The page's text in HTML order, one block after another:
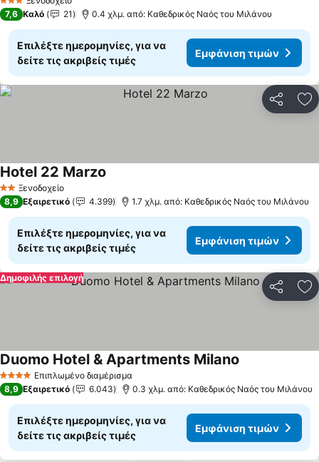
3 Αστέρια
7,6 Καλό 21 0.4 χλμ. από: Καθεδρικός Ναός του Μιλάνου
Επιλέξτε ημερομηνίες, για να
δείτε τις ακριβείς τιμές
Εμφάνιση τιμών
2 ΑστέριαΞενοδοχείο
Hotel 22 Marzo
8,9 Εξαιρετικό 4.399 1.7 χλμ. από: Καθεδρικός Ναός του Μιλάνου
Επιλέξτε ημερομηνίες, για να
δείτε τις ακριβείς τιμές
Εμφάνιση τιμών
Δημοφιλής επιλογή
4 ΑστέριαΕπιπλωμένο διαμέρισμα
Duomo Hotel & Apartments Milano
8,9 Εξαιρετικό 6.043 0.3 χλμ. από: Καθεδρικός Ναός του Μιλάνου
Επιλέξτε ημερομηνίες, για να
δείτε τις ακριβείς τιμές
Εμφάνιση τιμών